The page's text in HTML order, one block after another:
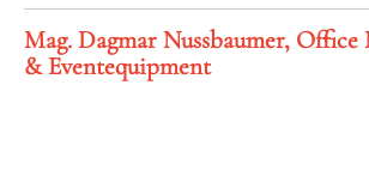
Mag. Dagmar Nussbaumer, Office
& Eventequipment